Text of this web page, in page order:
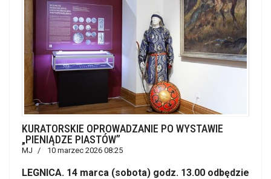
KURATORSKIE OPROWADZANIE PO WYSTAWIE
„PIENIĄDZE PIASTÓW”
MJ 10 marzec 2026 08:25
LEGNICA. 14 marca (sobota) godz. 13.00 odbędzie